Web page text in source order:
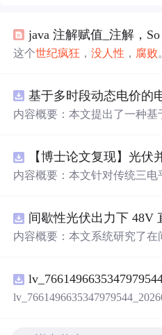
java 注解赋值_注解，So
这个世纪疯狂 ，没 人性 ， 腐败
容易的就能够调用
同一个层次，并可以应用于包
内容概要：本文提出了一种
充电对电网造成的峰谷负荷
动态电价机制，引导用户在电
成本最低化为双重目标的优化
展仿真分析，结果表明该策略
高电力系统的经济性与运行效
有较强的理论深度与应用价值。; 适合人群：具备一
系统基础知识和Matlab编程能
网、电动汽车等领域研究的研
或高水平期刊中的电动汽车
内容概要：本文针对传统三
略。通过融合双极性倍频脉
分离锁相技术与电网电压前馈
供优良的硬件基础；DPWMA
的前提下显著提升等效开关频
负序分离锁相技术有效隔离
内容概要：本文系统研究了
仿真模型，涵盖PV光伏阵列
载、双向DC-DC变换器与锂